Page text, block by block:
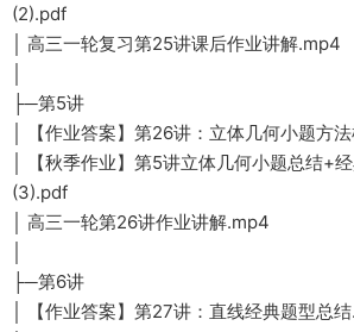
(2).pdf
│ 高三一轮复习第25讲课后作业讲解.mp4
├─第5讲
│ 【作业答案】第26讲：立体几何小题方
│ 【秋季作业】第5讲立体几何小题总结+
(3).pdf
│ 高三一轮第26讲作业讲解.mp4
├─第6讲
│ 【作业答案】第27讲：直线经典题型总